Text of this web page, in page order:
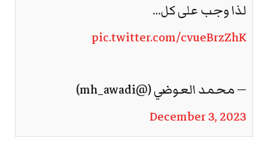
لذا وجب على كل…
pic.twitter.com/cvueBrzZhK
— محمد العوضي (@mh_awadi)
December 3, 2023